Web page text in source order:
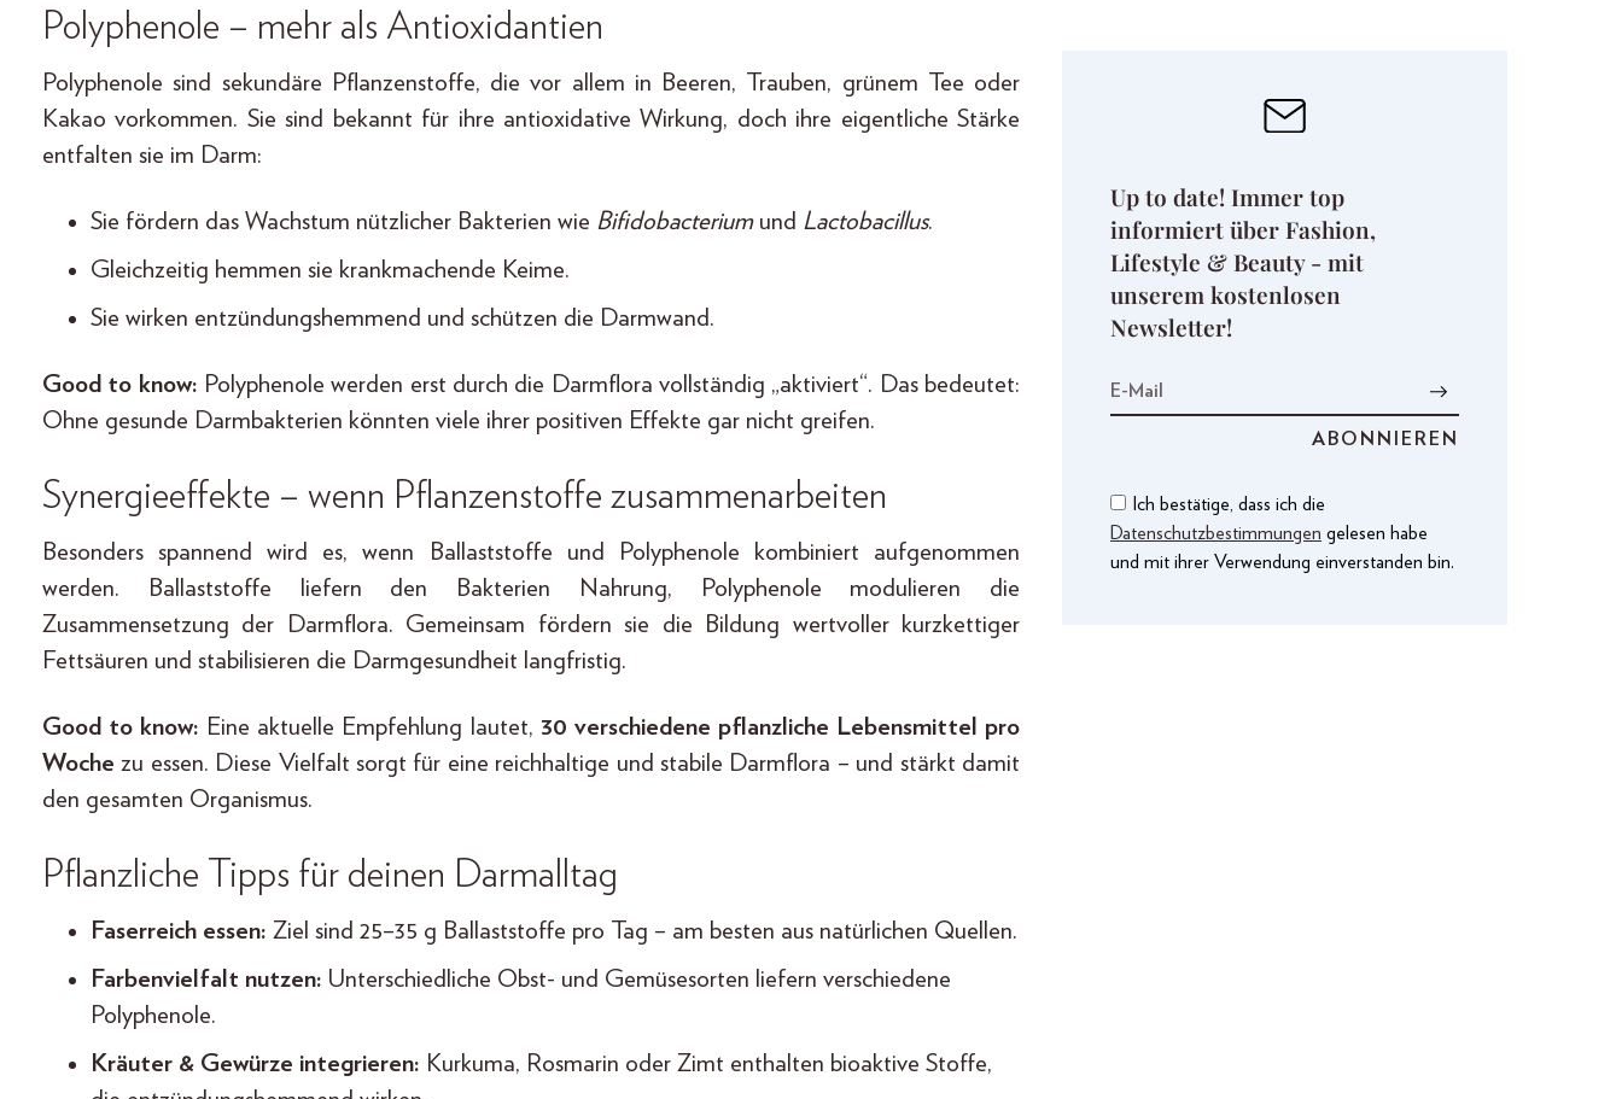
Polyphenole – mehr als Antioxidantien
Polyphenole sind sekundäre Pflanzenstoffe, die vor allem in Beeren, Trauben, grünem Tee oder
Kakao vorkommen. Sie sind bekannt für ihre antioxidative Wirkung, doch ihre eigentliche Stärke
entfalten sie im Darm:
Sie fördern das Wachstum nützlicher Bakterien wie Bifidobacteriumund Lactobacillus.
Gleichzeitig hemmen sie krankmachende Keime.
Sie wirken entzündungshemmend und schützen die Darmwand.
Good to know: Polyphenole werden erst durch die Darmflora vollständig „aktiviert“. Das bedeutet:
Ohne gesunde Darmbakterien könnten viele ihrer positiven Effekte gar nicht greifen.
Synergieeffekte – wenn Pflanzenstoffe zusammenarbeiten
Besonders spannend wird es, wenn Ballaststoffe und Polyphenole kombiniert aufgenommen
werden. Ballaststoffe liefern den Bakterien Nahrung, Polyphenole modulieren die
Zusammensetzung der Darmflora. Gemeinsam fördern sie die Bildung wertvoller kurzkettiger
Fettsäuren und stabilisieren die Darmgesundheit langfristig.
Good to know: Eine aktuelle Empfehlung lautet, 30 verschiedene pflanzliche Lebensmittel pro
Woche zu essen. Diese Vielfalt sorgt für eine reichhaltige und stabile Darmflora – und stärkt damit
den gesamten Organismus.
Pflanzliche Tipps für deinen Darmalltag
Faserreich essen: Ziel sind 25–35 g Ballaststoffe pro Tag – am besten aus natürlichen Quellen.
Farbenvielfalt nutzen: Unterschiedliche Obst- und Gemüsesorten liefern verschiedene
Polyphenole.
Kräuter & Gewürze integrieren: Kurkuma, Rosmarin oder Zimt enthalten bioaktive Stoffe,
Up to date! Immer top
informiert über Fashion,
Lifestyle & Beauty - mit
unserem kostenlosen
Newsletter!
Ich bestätige, dass ich die
Datenschutzbestimmungen gelesen habe
und mit ihrer Verwendung einverstanden bin.